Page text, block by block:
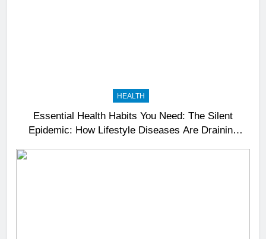
HEALTH
Essential Health Habits You Need: The Silent
Epidemic: How Lifestyle Diseases Are Draining